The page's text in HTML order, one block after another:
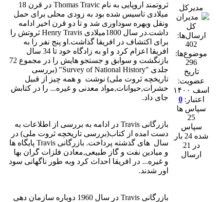
مدیرکل
ارسال‌ها:
402
موضوع‌ها:
296
تاریخ
عضویت:
اسف ۱۴۰۰
اعتبار:0
سپاس ها
25
سپاس
شده 24 بار
در 21
ارسال
ثروتمند اروپایی به نام Thomas Travic در قرن 18
میلادی تاسیس شده بود به زودی محلی برای حمل
ونقل وبهره سوداوری شد و تا دو قرن اخیر ادامه
داشت.در سال 1800میلادی Henry Travis ثروتش را
برای اکتشاف در افریقا گذاشت.او پنج نفر را به
افریقا اعزام کرد و او به زادگاه خود تا 34 سال
بازنگشت و سوابق و جستجو هایش را در مجموع 72
جلدی "Survey of National History" (بررسی
تاریخچه ثروت ملی) نوشت و همه چیز از قبیل
حشرات,حیوانات,مواد معدنی و غیره... را در کتابش
جای داد.
بازرگانی Travis در ادامه به بررسی از اطلاعات به
دست امده از کتاب(بررسی تاریخچه ثروت ملی) در
سال های گذشته پرداخت. بازرگانی Travis پایگاه ها
و میادین نفت و گاز طبیعی,معادن فلزات گران بها
و غیره... در افریقا احداث کرد وبه طور ناگهانی سود
اور شدند.
بازرگانی Travis در سال 1960 دوباره سازمان دهی